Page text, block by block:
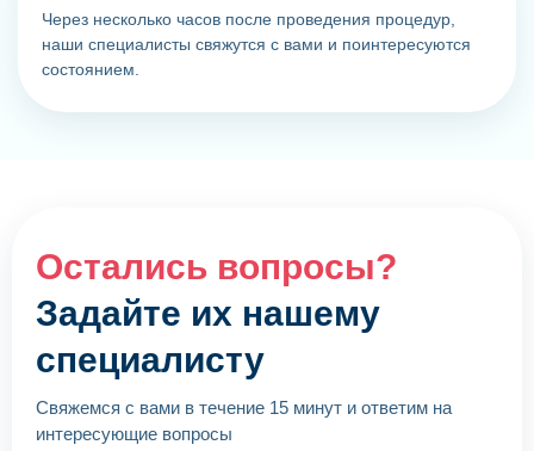
Через несколько часов после проведения процедур,
наши специалисты свяжутся с вами и поинтересуются
состоянием.
Остались вопросы?
Задайте их нашему
специалисту
Свяжемся с вами в течение 15 минут и ответим на
интересующие вопросы